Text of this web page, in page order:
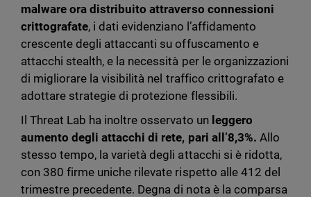
malware ora distribuito attraverso connessioni
crittografate, i dati evidenziano l’affidamento
crescente degli attaccanti su offuscamento e
attacchi stealth, e la necessità per le organizzazioni
di migliorare la visibilità nel traffico crittografato e
adottare strategie di protezione flessibili.
Il Threat Lab ha inoltre osservato un leggero
aumento degli attacchi di rete, pari all’8,3%. Allo
stesso tempo, la varietà degli attacchi si è ridotta,
con 380 firme uniche rilevate rispetto alle 412 del
trimestre precedente. Degna di nota è la comparsa